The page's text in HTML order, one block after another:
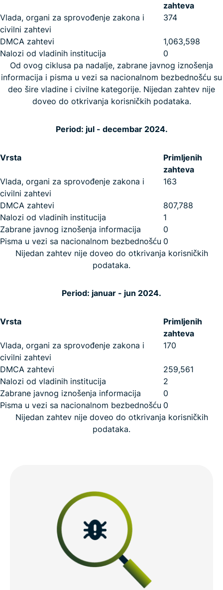
zahteva
Vlada, organi za sprovođenje zakona i
civilni zahtevi
374
DMCA zahtevi
1,063,598
Nalozi od vladinih institucija
0
Od ovog ciklusa pa nadalje, zabrane javnog iznošenja
informacija i pisma u vezi sa nacionalnom bezbednošću su
deo šire vladine i civilne kategorije. Nijedan zahtev nije
doveo do otkrivanja korisničkih podataka.
Period: jul - decembar 2024.
Vrsta
Primljenih
zahteva
Vlada, organi za sprovođenje zakona i
civilni zahtevi
163
DMCA zahtevi
807,788
Nalozi od vladinih institucija
1
Zabrane javnog iznošenja informacija
0
Pisma u vezi sa nacionalnom bezbednošću 0
Nijedan zahtev nije doveo do otkrivanja korisničkih
podataka.
Period: januar - jun 2024.
Vrsta
Primljenih
zahteva
Vlada, organi za sprovođenje zakona i
civilni zahtevi
170
DMCA zahtevi
259,561
Nalozi od vladinih institucija
2
Zabrane javnog iznošenja informacija
0
Pisma u vezi sa nacionalnom bezbednošću 0
Nijedan zahtev nije doveo do otkrivanja korisničkih
podataka.